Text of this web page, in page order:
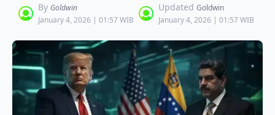
By Goldwin
January 4, 2026 | 01:57 WIB
Updated Goldwin
January 4, 2026 | 01:57 WIB